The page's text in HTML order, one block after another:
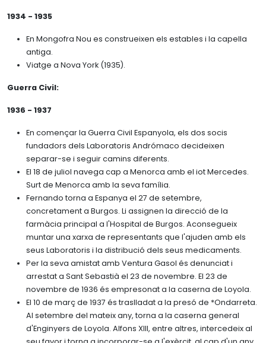
1934 - 1935
En Mongofra Nou es construeixen els estables i la capella
antiga.
Viatge a Nova York (1935).
Guerra Civil:
1936 - 1937
En començar la Guerra Civil Espanyola, els dos socis
fundadors dels Laboratoris Andrómaco decideixen
separar-se i seguir camins diferents.
El 18 de juliol navega cap a Menorca amb el iot Mercedes.
Surt de Menorca amb la seva família.
Fernando torna a Espanya el 27 de setembre,
concretament a Burgos. Li assignen la direcció de la
farmàcia principal a l'Hospital de Burgos. Aconsegueix
muntar una xarxa de representants que l'ajuden amb els
seus Laboratoris i la distribució dels seus medicaments.
Per la seva amistat amb Ventura Gasol és denunciat i
arrestat a Sant Sebastià el 23 de novembre. El 23 de
novembre de 1936 és empresonat a la caserna de Loyola.
El 10 de març de 1937 és traslladat a la presó de *Ondarreta.
Al setembre del mateix any, torna a la caserna general
d'Enginyers de Loyola. Alfons XIII, entre altres, intercedeix al